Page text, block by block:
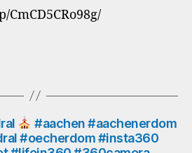
#aachen
#360photo
#360photos
#aachen #aachenerdom
#oecherdom #insta360